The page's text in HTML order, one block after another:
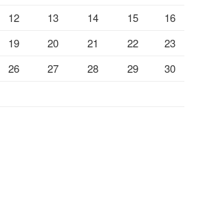
12 13 14 15
16
19 20 21 22
23
26 27 28 29
30